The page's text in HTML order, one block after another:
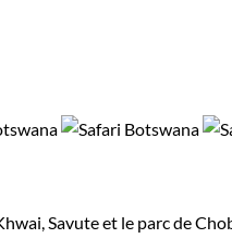
Savute et le parc de